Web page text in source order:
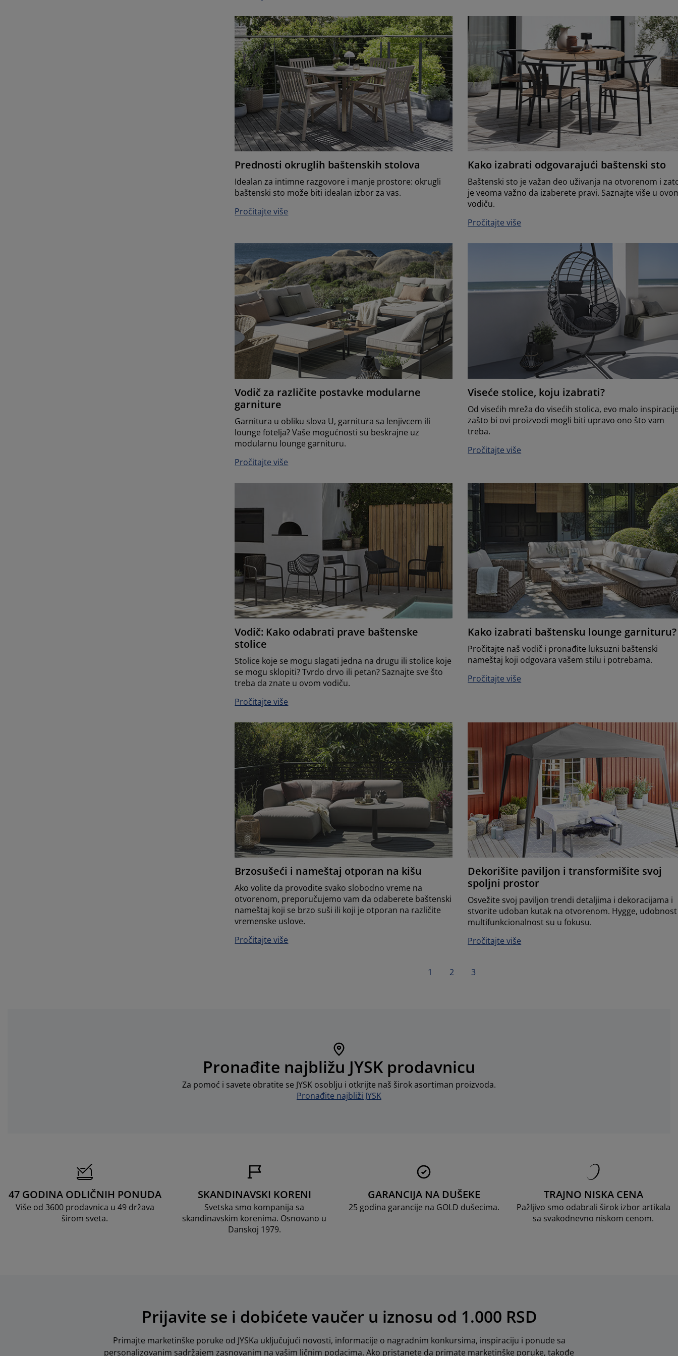
Prednosti okruglih baštenskih stolova
Idealan za intimne razgovore i manje prostore: okrugli
baštenski sto može biti idealan izbor za vas.
Pročitajte više
Kako izabrati odgovarajući baštenski sto
Baštenski sto je važan deo uživanja na otvorenom i
je veoma važno da izaberete pravi. Saznajte više u
vodiču.
Pročitajte više
Vodič za različite postavke modularne
garniture
Garnitura u obliku slova U, garnitura sa lenjivcem ili
lounge fotelja? Vaše mogućnosti su beskrajne uz
modularnu lounge garnituru.
Pročitajte više
Viseće stolice, koju izabrati?
Od visećih mreža do visećih stolica, evo malo
zašto bi ovi proizvodi mogli biti upravo ono što vam
treba.
Pročitajte više
Vodič: Kako odabrati prave baštenske
stolice
Stolice koje se mogu slagati jedna na drugu ili stolice koje
se mogu sklopiti? Tvrdo drvo ili petan? Saznajte sve što
treba da znate u ovom vodiču.
Pročitajte više
Kako izabrati baštensku lounge garnituru?
Pročitajte naš vodič i pronađite luksuzni baštenski
nameštaj koji odgovara vašem stilu i potrebama.
Pročitajte više
Brzosušeći i nameštaj otporan na kišu
Ako volite da provodite svako slobodno vreme na
otvorenom, preporučujemo vam da odaberete baštenski
nameštaj koji se brzo suši ili koji je otporan na različite
vremenske uslove.
Pročitajte više
Dekorišite paviljon i transformišite svoj
spoljni prostor
Osvežite svoj paviljon trendi detaljima i dekoracijama i
stvorite udoban kutak na otvorenom. Hygge,
multifunkcionalnost su u fokusu.
Pročitajte više
1 2 3
Pronađite najbližu JYSK prodavnicu
Za pomoć i savete obratite se JYSK osoblju i otkrijte naš širok asortiman proizvoda.
Pronađite najbliži JYSK
47 GODINA ODLIČNIH PONUDA
Više od 3600 prodavnica u 49 država
širom sveta.
SKANDINAVSKI KORENI
Svetska smo kompanija sa
skandinavskim korenima. Osnovano u
Danskoj 1979.
GARANCIJA NA DUŠEKE
25 godina garancije na GOLD dušecima.
TRAJNO NISKA CENA
Pažljivo smo odabrali širok izbor artikala
sa svakodnevno niskom cenom.
Prijavite se i dobićete vaučer u iznosu od 1.000 RSD
Primajte marketinške poruke od JYSKa uključujući novosti, informacije o nagradnim konkursima, inspiraciju i ponude sa
personalizovanim sadržajem zasnovanim na vašim ličnim podacima. Ako pristanete da primate marketinške poruke, takođe